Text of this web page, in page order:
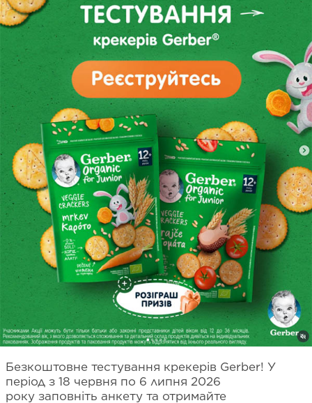
Безкоштовне тестування крекерів Gerber! У
період з 18 червня по 6 липня 2026
року заповніть анкету та отримайте